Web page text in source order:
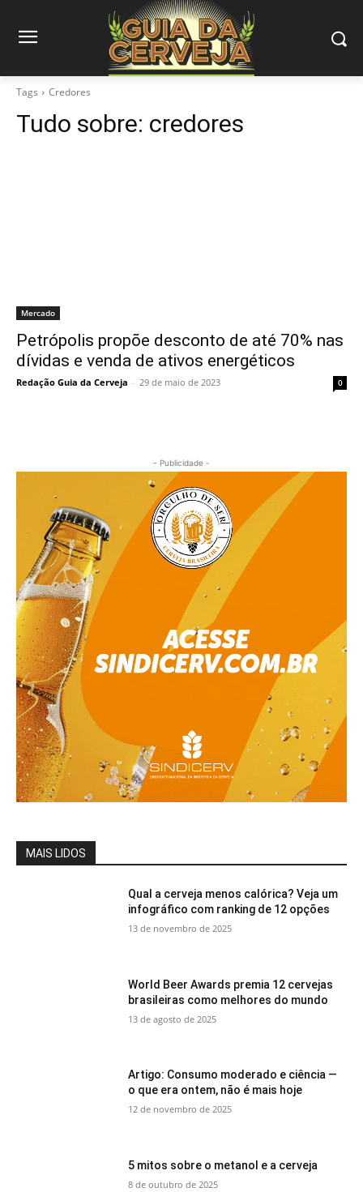
Tags Credores
Tudo sobre: credores
Mercado
Petrópolis propõe desconto de até 70% nas
dívidas e venda de ativos energéticos
Redação Guia da Cerveja - 29 de maio de 2023 0
- Publicidade -
MAIS LIDOS
Qual a cerveja menos calórica? Veja um
infográfico com ranking de 12 opções
13 de novembro de 2025
World Beer Awards premia 12 cervejas
brasileiras como melhores do mundo
13 de agosto de 2025
Artigo: Consumo moderado e ciência —
o que era ontem, não é mais hoje
12 de novembro de 2025
5 mitos sobre o metanol e a cerveja
8 de outubro de 2025